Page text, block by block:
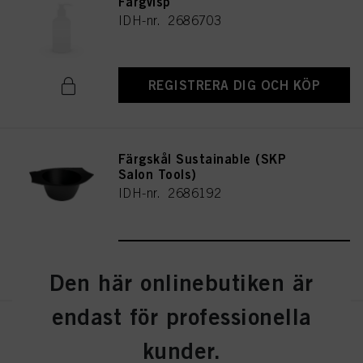
IDH-nr. 2686703
REGISTRERA DIG OCH KÖP
Färgskål Sustainable (SKP
Salon Tools)
IDH-nr. 2686192
Hållbar balayageplatta L
IDH-nr. 2853585
Den här onlinebutiken är
endast för professionella
kunder.